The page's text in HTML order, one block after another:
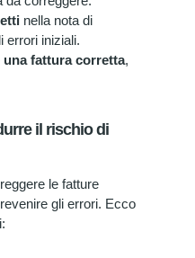
nella nota di
errori iniziali.
una fattura corretta,
il rischio di
le fatture
gli errori. Ecco